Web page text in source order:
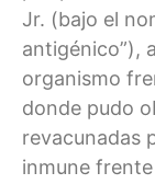
Jr. (bajo el
antigénico”),
organismo
donde pudo
revacunadas
inmune